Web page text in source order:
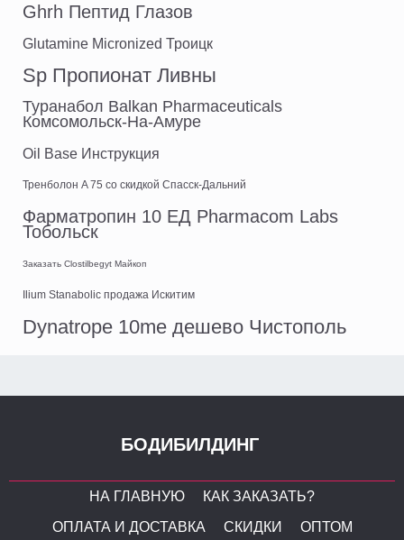
Ghrh Пептид Глазов
Glutamine Micronized Троицк
Sp Пропионат Ливны
Туранабол Balkan Pharmaceuticals
Комсомольск-На-Амуре
Oil Base Инструкция
Тренболон A 75 со скидкой Спасск-Дальний
Фарматропин 10 ЕД Pharmacom Labs
Тобольск
Заказать Clostilbegyt Майкоп
Ilium Stanabolic продажа Искитим
Dynatrope 10me дешево Чистополь
БОДИБИЛДИНГ
НА ГЛАВНУЮ
КАК ЗАКАЗАТЬ?
ОПЛАТА И ДОСТАВКА
СКИДКИ ОПТОМ